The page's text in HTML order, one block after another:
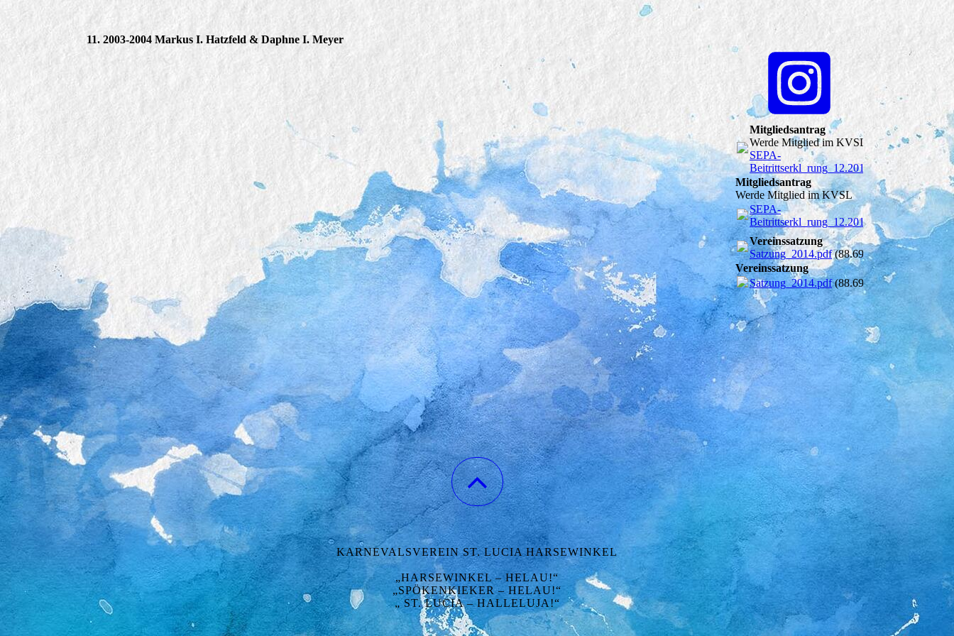
11. 2003-2004 Markus I. Hatzfeld & Daphne I. Meyer
Mitgliedsantrag
Werde Mitglied im KVSL
SEPA-
Beitrittserkl_rung_12.2016.pdf(104.9KB)
Mitgliedsantrag
Werde Mitglied im KVSL
SEPA-
Beitrittserkl_rung_12.2016.pdf(104.9KB)
Vereinssatzung
Satzung_2014.pdf(88.69KB)
Vereinssatzung
Satzung_2014.pdf(88.69KB)
KARNEVALSVEREIN ST. LUCIA HARSEWINKEL
„HARSEWINKEL – HELAU!“
„SPÖKENKIEKER – HELAU!“
„ ST. LUCIA – HALLELUJA!“